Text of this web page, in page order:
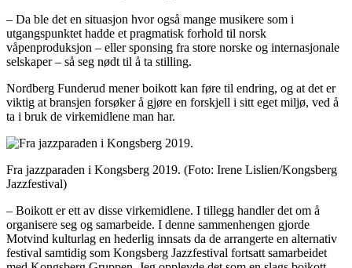
– Da ble det en situasjon hvor også mange musikere som i
utgangspunktet hadde et pragmatisk forhold til norsk
våpenproduksjon – eller sponsing fra store norske og internasjonale
selskaper – så seg nødt til å ta stilling.
Nordberg Funderud mener boikott kan føre til endring, og at det er
viktig at bransjen forsøker å gjøre en forskjell i sitt eget miljø, ved å
ta i bruk de virkemidlene man har.
Fra jazzparaden i Kongsberg 2019. (Foto: Irene Lislien/Kongsberg
Jazzfestival)
– Boikott er ett av disse virkemidlene. I tillegg handler det om å
organisere seg og samarbeide. I denne sammenhengen gjorde
Motvind kulturlag en hederlig innsats da de arrangerte en alternativ
festival samtidig som Kongsberg Jazzfestival fortsatt samarbeidet